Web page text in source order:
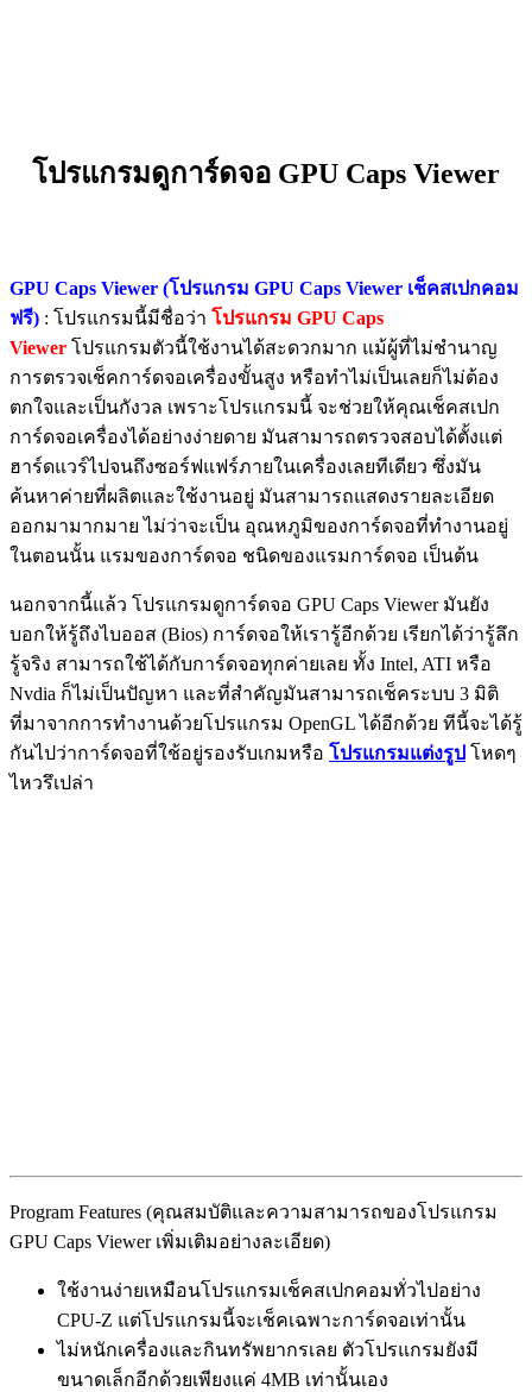
โปรแกรมดูการ์ดจอ GPU Caps Viewer
GPU Caps Viewer (โปรแกรม GPU Caps Viewer เช็คสเปกคอม
ฟรี) : โปรแกรมนี้มีชื่อว่า โปรแกรม GPU Caps
Viewer โปรแกรมตัวนี้ใช้งานได้สะดวกมาก แม้ผู้ที่ไม่ชำนาญ
การตรวจเช็คการ์ดจอเครื่องขั้นสูง หรือทำไม่เป็นเลยก็ไม่ต้อง
ตกใจและเป็นกังวล เพราะโปรแกรมนี้ จะช่วยให้คุณเช็คสเปก
การ์ดจอเครื่องได้อย่างง่ายดาย มันสามารถตรวจสอบได้ตั้งแต่
ฮาร์ดแวร์ไปจนถึงซอร์ฟแฟร์ภายในเครื่องเลยทีเดียว ซึ่งมัน
ค้นหาค่ายที่ผลิตและใช้งานอยู่ มันสามารถแสดงรายละเอียด
ออกมามากมาย ไม่ว่าจะเป็น อุณหภูมิของการ์ดจอที่ทำงานอยู่
ในตอนนั้น แรมของการ์ดจอ ชนิดของแรมการ์ดจอ เป็นต้น
นอกจากนี้แล้ว โปรแกรมดูการ์ดจอ GPU Caps Viewer มันยัง
บอกให้รู้ถึงไบออส (Bios) การ์ดจอให้เรารู้อีกด้วย เรียกได้ว่ารู้ลึก
รู้จริง สามารถใช้ได้กับการ์ดจอทุกค่ายเลย ทั้ง Intel, ATI หรือ
Nvdia ก็ไม่เป็นปัญหา และที่สำคัญมันสามารถเช็คระบบ 3 มิติ
ที่มาจากการทำงานด้วยโปรแกรม OpenGL ได้อีกด้วย ทีนี้จะได้รู้
กันไปว่าการ์ดจอที่ใช้อยู่รองรับเกมหรือ โปรแกรมแต่งรูป โหดๆ
ไหวรึเปล่า
Program Features (คุณสมบัติและความสามารถของโปรแกรม
GPU Caps Viewer เพิ่มเติมอย่างละเอียด)
ใช้งานง่ายเหมือนโปรแกรมเช็คสเปกคอมทั่วไปอย่าง
CPU-Z แต่โปรแกรมนี้จะเช็คเฉพาะการ์ดจอเท่านั้น
ไม่หนักเครื่องและกินทรัพยากรเลย ตัวโปรแกรมยังมี
ขนาดเล็กอีกด้วยเพียงแค่ 4MB เท่านั้นเอง